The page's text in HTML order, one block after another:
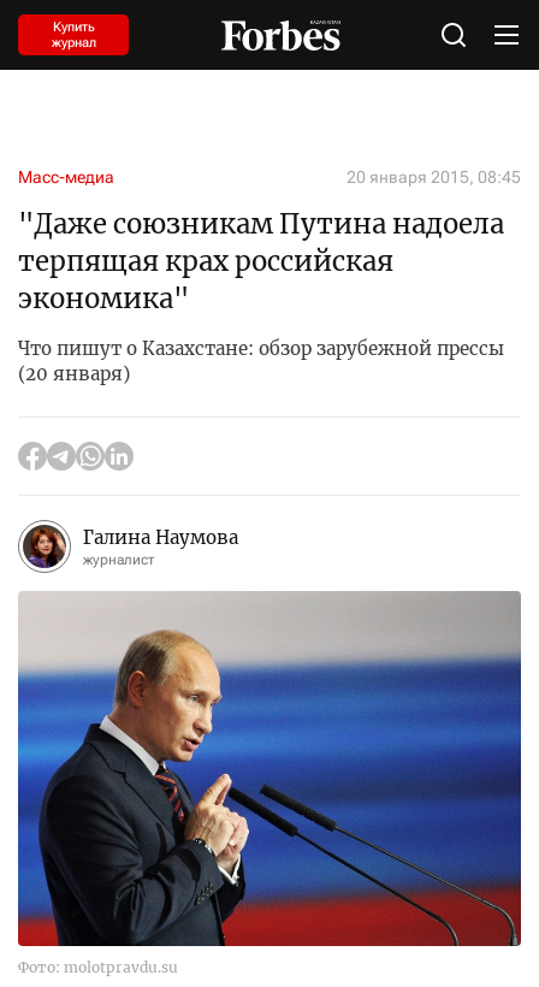
Купить
журнал
Масс-медиа 20 января 2015, 08:45
"Даже союзникам Путина надоела
терпящая крах российская
экономика"
Что пишут о Казахстане: обзор зарубежной прессы
(20 января)
Галина Наумова
журналист
Фото: molotpravdu.su